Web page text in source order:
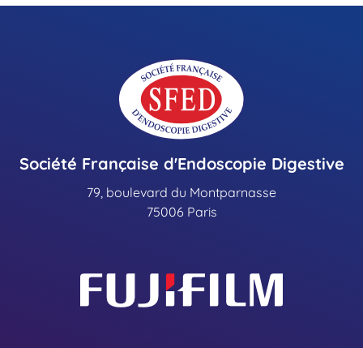
Société Française d'Endoscopie Digestive
79, boulevard du Montparnasse
75006 Paris